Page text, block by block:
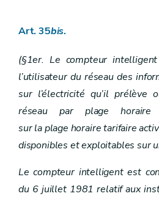
Art. 35bis.
(§1er. Le compteur
l’utilisateur du réseau des
sur l’électricité qu’il prélève
réseau par plage
sur la plage horaire tarifaire
disponibles et exploitables sur
Le compteur intelligent est
du 6 juillet 1981 relatif aux